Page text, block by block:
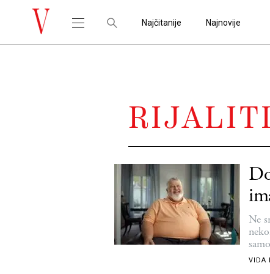
Najčitanije Najnovije
RIJALITI
Ne
VIDA